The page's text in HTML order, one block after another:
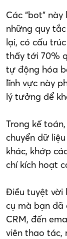
Các “bot”
những quy
lại, có cấu
thấy tới 70%
tự động hóa
lĩnh vực này
lý tưởng để
Trong kế
chuyển dữ
khác, khớp
chí kích hoạt
Điều tuyệt vời
cụ mà bạn đã
CRM, đến
viên thao tác,